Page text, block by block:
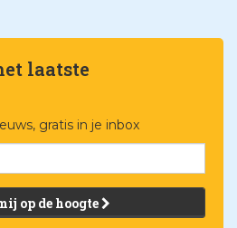
laatste
gratis in je inbox
op de hoogte